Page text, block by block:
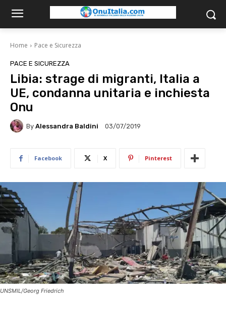
Home Pace e Sicurezza
PACE E SICUREZZA
Libia: strage di migranti, Italia a
UE, condanna unitaria e inchiesta
Onu
By Alessandra Baldini 03/07/2019
Facebook X Pinterest
UNSMIL/Georg Friedrich